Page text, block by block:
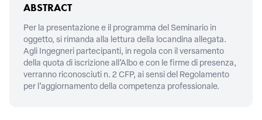
ABSTRACT
Per la presentazione e il programma del Seminario in
oggetto, si rimanda alla lettura della locandina allegata.
Agli Ingegneri partecipanti, in regola con il versamento
della quota di iscrizione all’Albo e con le firme di presenza,
verranno riconosciuti n. 2 CFP, ai sensi del Regolamento
per l’aggiornamento della competenza professionale.